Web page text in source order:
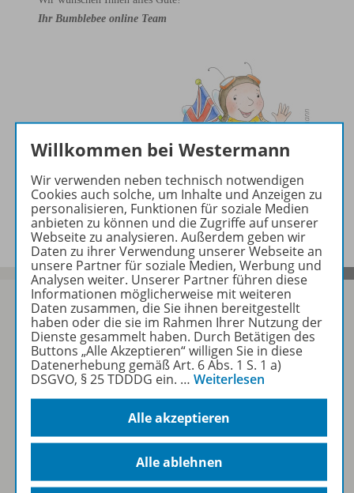
Ihr Bumblebee online Team
Sofort profitieren
Zum Newsletter anmelden
Folgen Sie uns auf Social Media
Willkommen bei Westermann
Wir verwenden neben technisch notwendigen
Cookies auch solche, um Inhalte und Anzeigen zu
personalisieren, Funktionen für soziale Medien
anbieten zu können und die Zugriffe auf unserer
Webseite zu analysieren. Außerdem geben wir
Daten zu ihrer Verwendung unserer Webseite an
unsere Partner für soziale Medien, Werbung und
Analysen weiter. Unserer Partner führen diese
Informationen möglicherweise mit weiteren
Daten zusammen, die Sie ihnen bereitgestellt
haben oder die sie im Rahmen Ihrer Nutzung der
Dienste gesammelt haben. Durch Betätigen des
Buttons „Alle Akzeptieren“ willigen Sie in diese
Datenerhebung gemäß Art. 6 Abs. 1 S. 1 a)
DSGVO, § 25 TDDDG ein. … Weiterlesen
Alle akzeptieren
Alle ablehnen